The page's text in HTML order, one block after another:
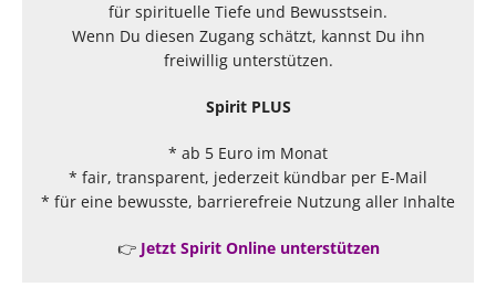
für spirituelle Tiefe und Bewusstsein.
Wenn Du diesen Zugang schätzt, kannst Du ihn
freiwillig unterstützen.
Spirit PLUS
* ab 5 Euro im Monat
* fair, transparent, jederzeit kündbar per E-Mail
* für eine bewusste, barrierefreie Nutzung aller Inhalte
👉 Jetzt Spirit Online unterstützen